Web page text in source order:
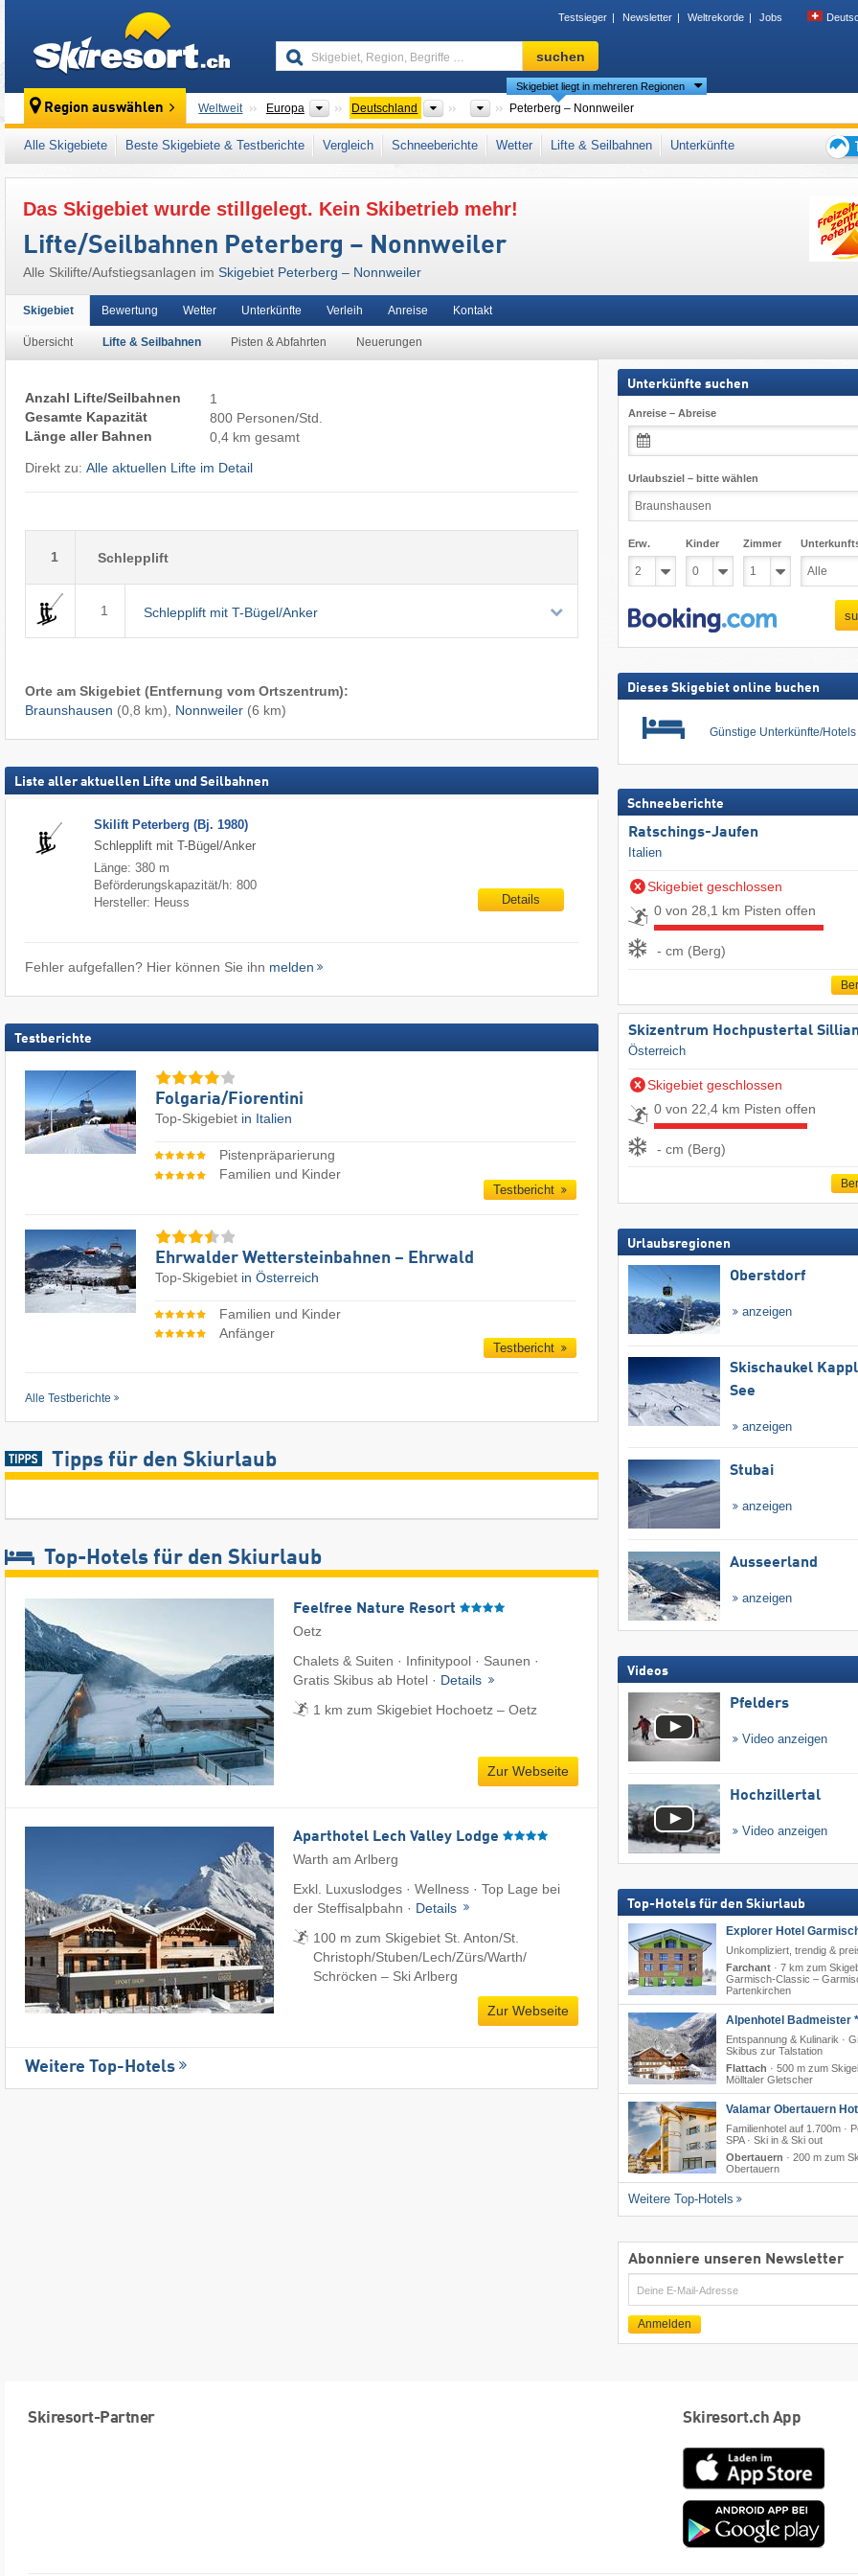
Testsieger Newsletter Weltrekorde Jobs
Skigebiet,
Region,
Begriffe
…
suchen
Region auswählen Weltweit Europa Kontinente
Deutschland Länder Bundesländer
Skigebiet liegt in mehreren Regionen
Peterberg – Nonnweiler
Dieses Skigebiet liegt auch in: Hunsrück, Rheinisches Schiefergebirge Westdeutschland Deutsche Mittelgebirge
Europäische Union
Alle Skigebiete Beste Skigebiete & Testberichte Vergleich Schneeberichte Wetter Lifte & Seilbahnen
Unterkünfte
den
Das Skigebiet wurde stillgelegt. Kein Skibetrieb mehr!
Lifte/Seilbahnen Peterberg – Nonnweiler
Alle Skilifte/Aufstiegsanlagen im Skigebiet Peterberg – Nonnweiler
Skigebiet
Übersicht Lifte & Seilbahnen Pisten & Abfahrten Neuerungen
Bewertung Wetter Unterkünfte Verleih Anreise Kontakt
Anzahl Lifte/Seilbahnen
1
Gesamte Kapazität
800 Personen/Std.
Länge aller Bahnen
0,4 km gesamt
Direkt zu: Alle aktuellen Lifte im Detail
1 Schlepplift
1 Schlepplift mit T-Bügel/Anker
Orte am Skigebiet (Entfernung vom Ortszentrum):
Braunshausen (0,8 km), Nonnweiler(6 km)
Liste aller aktuellen Lifte und Seilbahnen
Skilift Peterberg (Bj. 1980)
Schlepplift mit T-Bügel/Anker
Länge: 380 m
Beförderungskapazität/h: 800
Hersteller: Heuss
Details
Fehler aufgefallen? Hier können Sie ihn melden
Testberichte
Folgaria/​Fiorentini
Top-Skigebiet in Italien
Pistenpräparierung
Familien und Kinder
Testbericht
Ehrwalder Wettersteinbahnen – Ehrwald
Top-Skigebiet in Österreich
Familien und Kinder
Anfänger
Testbericht
Alle Testberichte
Tipps für den Skiurlaub
Top-Hotels für den Skiurlaub
Feelfree Nature Resort
Oetz
Chalets & Suiten · Infinitypool · Saunen ·
Gratis Skibus ab Hotel · Details
1 km zum Skigebiet Hochoetz – Oetz
Zur Webseite
Aparthotel Lech Valley Lodge
Warth am Arlberg
Exkl. Luxuslodges · Wellness · Top Lage bei
der Steffisalpbahn · Details
100 m zum Skigebiet St. Anton/​St.
Christoph/​Stuben/​Lech/​Zürs/​Warth/​
Schröcken – Ski Arlberg
Zur Webseite
Weitere Top-Hotels
Unterkünfte suchen
Anreise – Abreise
Urlaubsziel – bitte wählen
Erw. Kinder Zimmer
Dieses Skigebiet online buchen
Günstige Unterkünfte/Hotels
Schneeberichte
Ratschings-Jaufen
Italien
Skigebiet geschlossen
0 von 28,1 km Pisten offen
- cm (Berg)
Skizentrum Hochpustertal
Österreich
Skigebiet geschlossen
0 von 22,4 km Pisten offen
- cm (Berg)
Urlaubsregionen
Oberstdorf
anzeigen
Skischaukel
See
anzeigen
Stubai
anzeigen
Ausseerland
anzeigen
Videos
Pfelders
Video anzeigen
Hochzillertal
Video anzeigen
Top-Hotels für den Skiurlaub
Explorer Hotel
Unkompliziert, trendig &
Farchant· 7 km zum
Garmisch-Classic –
Partenkirchen
Alpenhotel Badmeister
Entspannung & Kulinarik ·
Skibus zur Talstation
Flattach · 500 m zum
Mölltaler Gletscher
Valamar Obertauern
Familienhotel auf 1.700m ·
SPA · Ski in & Ski out
Obertauern · 200 m zum
Obertauern
Weitere Top-Hotels
Abonniere unseren Newsletter
E-
Mail
Anmelden
Skiresort-Partner Skiresort.ch App
App
Store